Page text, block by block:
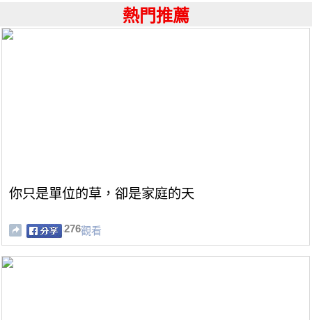
熱門推薦
你只是單位的草，卻是家庭的天
276觀看